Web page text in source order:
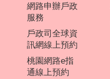
網路申辦戶政
服務
戶政司全球資
訊網線上預約
桃園網路e指
通線上預約